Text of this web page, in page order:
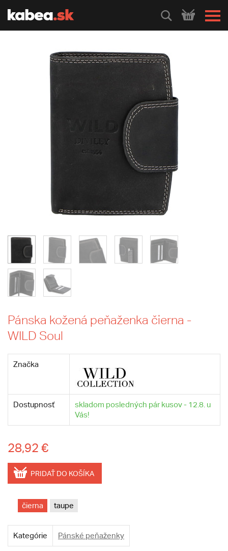
HLEDEJ
Pánska kožená peňaženka čierna -
WILD Soul
Značka
Dostupnosť
skladom posledných pár kusov - 12.8. u
Vás!
28,92 €
PRIDAŤ DO KOŠÍKA
čierna taupe
Kategórie Pánské peňaženky